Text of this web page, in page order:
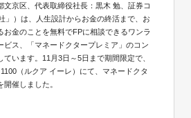
文京区、代表取締役社長：黒木 勉、証券コ
」）は、人生設計からお金の終活まで、お
お金のことを無料でFPに相談できるワンラ
ビス、「マネードクタープレミア」のコン
います。11月3日～5日まで期間限定で、
（ルクア イーレ）にて、マネードクタ
催しました。